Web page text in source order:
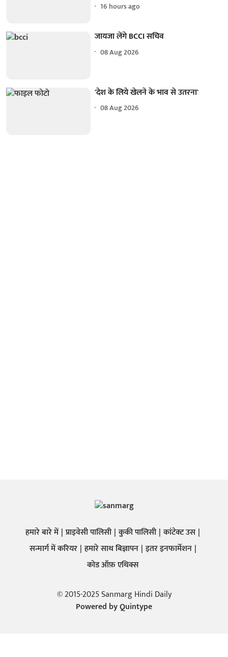
16 hours ago
जायजा लेंगे BCCI सचिव
08 Aug 2026
'देश के लिये खेलने के भाव से उतरना'
08 Aug 2026
हमारे बारे में प्राइवेसी पालिसी कुकी पालिसी कांटेक्ट उस
सन्मार्ग में करियर हमारे साथ बिज्ञापन इतर इनफार्मेशन
कोड ऑफ़ एथिक्स
© 2015-2025 Sanmarg Hindi Daily
Powered byQuintype